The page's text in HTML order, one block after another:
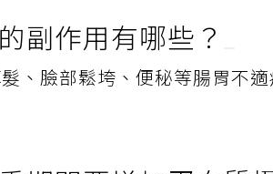
副作用有哪些？
、臉部鬆垮、便秘等腸胃不